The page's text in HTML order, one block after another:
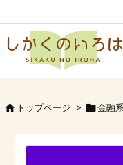
 トップページ > 金融